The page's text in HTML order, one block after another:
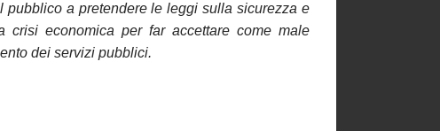
a pretendere le leggi sulla sicurezza e
economica per far accettare come male
dei servizi pubblici.